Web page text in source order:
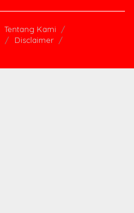
Tentang Kami
Disclaimer